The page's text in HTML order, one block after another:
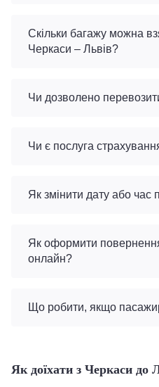
Скільки багажу можна
Черкаси – Львів?
Чи дозволено
Чи є послуга
Як змінити дату або час
Як оформити
онлайн?
Що робити, якщо
Як доїхати з Черкаси до